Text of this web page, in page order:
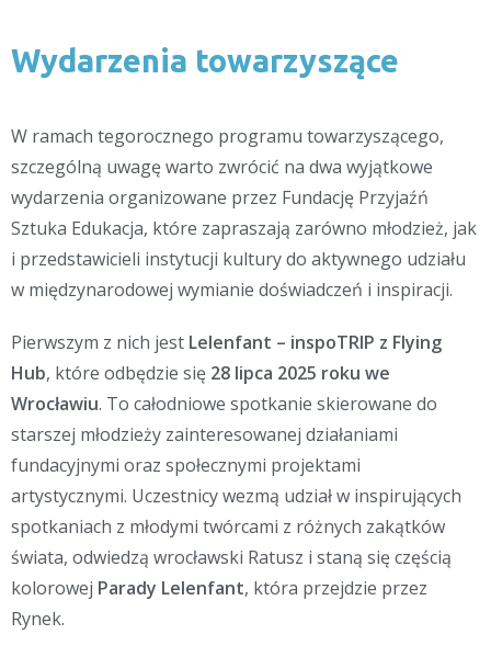
Wydarzenia towarzyszące
W ramach tegorocznego programu towarzyszącego,
szczególną uwagę warto zwrócić na dwa wyjątkowe
wydarzenia organizowane przez Fundację Przyjaźń
Sztuka Edukacja, które zapraszają zarówno młodzież, jak
i przedstawicieli instytucji kultury do aktywnego udziału
w międzynarodowej wymianie doświadczeń i inspiracji.
Pierwszym z nich jest Lelenfant – inspoTRIP z Flying
Hub, które odbędzie się 28 lipca 2025 roku we
Wrocławiu. To całodniowe spotkanie skierowane do
starszej młodzieży zainteresowanej działaniami
fundacyjnymi oraz społecznymi projektami
artystycznymi. Uczestnicy wezmą udział w inspirujących
spotkaniach z młodymi twórcami z różnych zakątków
świata, odwiedzą wrocławski Ratusz i staną się częścią
kolorowej Parady Lelenfant, która przejdzie przez
Rynek.